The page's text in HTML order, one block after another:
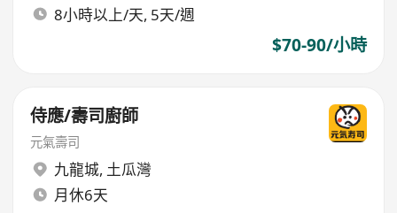
8小時以上/天, 5天/週
$70-90/小時
侍應/壽司廚師
元氣壽司
九龍城, 土瓜灣
月休6天